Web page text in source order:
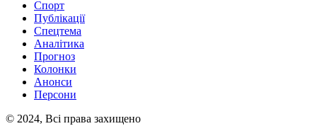
Спорт
Публікації
Спецтема
Аналітика
Прогноз
Колонки
Анонси
Персони
© 2024, Всі права захищено